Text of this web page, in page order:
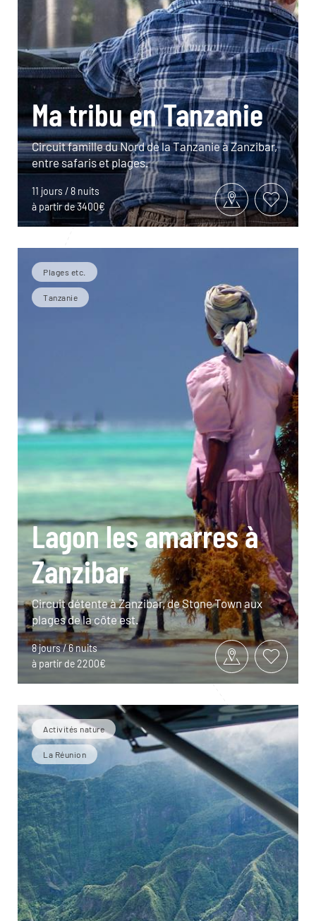
Ma tribu en Tanzanie
Circuit famille du Nord de la Tanzanie à Zanzibar,
entre safaris et plages.
11 jours / 8 nuits
à partir de 3400€
Plages etc.
Tanzanie
Lagon les amarres à
Zanzibar
Circuit détente à Zanzibar, de Stone Town aux
plages de la côte est.
8 jours / 6 nuits
à partir de 2200€
Activités nature
La Réunion